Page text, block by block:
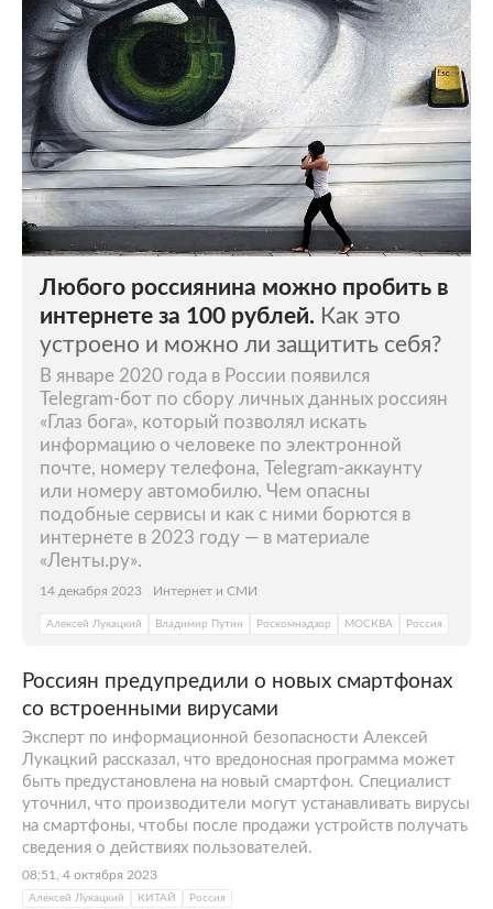
Любого россиянина можно пробить в
интернете за 100 рублей. Как это
устроено и можно ли защитить себя?
В январе 2020 года в России появился
Telegram-бот по сбору личных данных россиян
«Глаз бога», который позволял искать
информацию о человеке по электронной
почте, номеру телефона, Telegram-аккаунту
или номеру автомобилю. Чем опасны
подобные сервисы и как с ними борются в
интернете в 2023 году — в материале
«Ленты.ру».
14 декабря 2023 Интернет и СМИ
Алексей Лукацкий Владимир Путин Роскомнадзор МОСКВА Россия
Россиян предупредили о новых смартфонах
со встроенными вирусами
Эксперт по информационной безопасности Алексей
Лукацкий рассказал, что вредоносная программа может
быть предустановлена на новый смартфон. Специалист
уточнил, что производители могут устанавливать вирусы
на смартфоны, чтобы после продажи устройств получать
сведения о действиях пользователей.
08:51, 4 октября 2023
Алексей Лукацкий КИТАЙ Россия